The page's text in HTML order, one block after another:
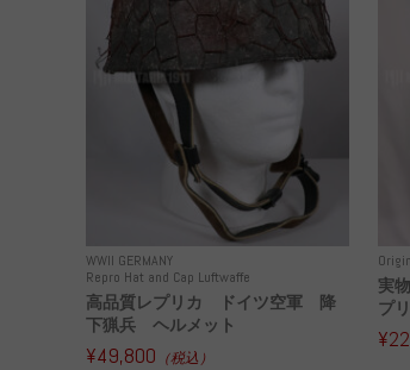
WWII GERMANY
Repro Hat and Cap Luftwaffe
高品質レプリカ ドイツ空軍 降
下猟兵 ヘルメット
¥49,800 （税込）
実
プ